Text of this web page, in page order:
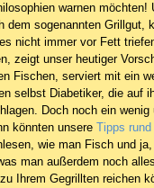
warnen möchten!
dem sogenannten Grillgut,
nicht immer vor Fett
zeigt unser heutiger
Fischen, serviert mit ein
selbst Diabetiker, die auf
Doch noch ein wenig
könnten unsere Tipps
wie man Fisch und
man außerdem noch
Ihrem Gegrillten reichen